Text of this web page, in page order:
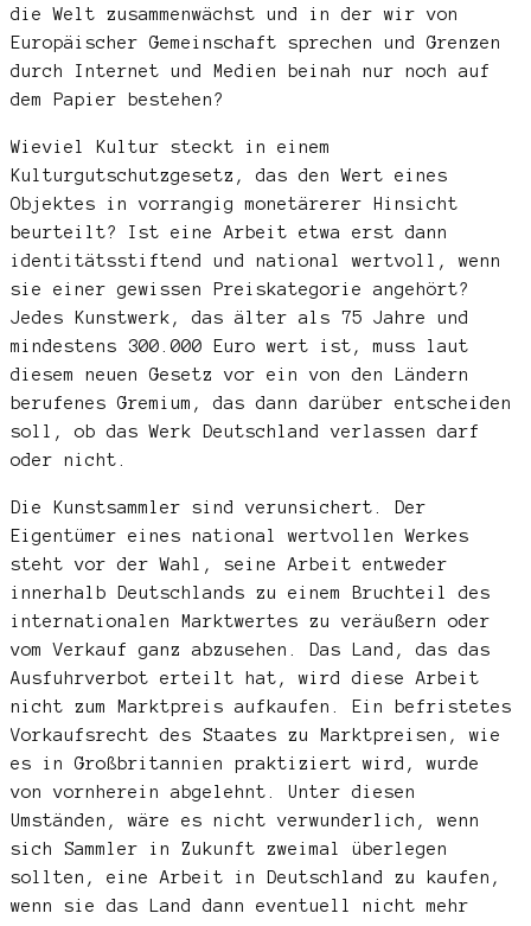
die Welt zusammenwächst und in der wir von
Europäischer Gemeinschaft sprechen und Grenzen
durch Internet und Medien beinah nur noch auf
dem Papier bestehen?
Wieviel Kultur steckt in einem
Kulturgutschutzgesetz, das den Wert eines
Objektes in vorrangig monetärerer Hinsicht
beurteilt? Ist eine Arbeit etwa erst dann
identitätsstiftend und national wertvoll, wenn
sie einer gewissen Preiskategorie angehört?
Jedes Kunstwerk, das älter als 75 Jahre und
mindestens 300.000 Euro wert ist, muss laut
diesem neuen Gesetz vor ein von den Ländern
berufenes Gremium, das dann darüber entscheiden
soll, ob das Werk Deutschland verlassen darf
oder nicht.
Die Kunstsammler sind verunsichert. Der
Eigentümer eines national wertvollen Werkes
steht vor der Wahl, seine Arbeit entweder
innerhalb Deutschlands zu einem Bruchteil des
internationalen Marktwertes zu veräußern oder
vom Verkauf ganz abzusehen. Das Land, das das
Ausfuhrverbot erteilt hat, wird diese Arbeit
nicht zum Marktpreis aufkaufen. Ein befristetes
Vorkaufsrecht des Staates zu Marktpreisen, wie
es in Großbritannien praktiziert wird, wurde
von vornherein abgelehnt. Unter diesen
Umständen, wäre es nicht verwunderlich, wenn
sich Sammler in Zukunft zweimal überlegen
sollten, eine Arbeit in Deutschland zu kaufen,
wenn sie das Land dann eventuell nicht mehr